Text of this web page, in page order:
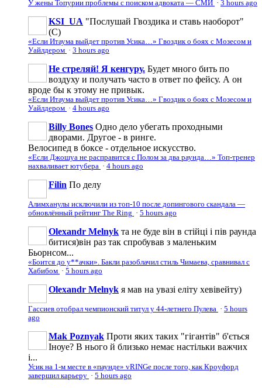
У жены Топурии проблемы с поиском адвоката — СМИ · 3 hours ago
KSI_UA "Послушай Гвоздика и ставь наоборот"
(С)
«Если Итаума выйдет против Усика…» Гвоздик о боях с Мозесом и
Уайлдером · 3 hours ago
Не стреляй! Я кенгуру. Будет много бить по
воздуху и получать часто в ответ по фейсу. А он
вроде бы к этому не привык.
«Если Итаума выйдет против Усика…» Гвоздик о боях с Мозесом и
Уайлдером · 4 hours ago
Billy Bones Одно дело убегать проходными
дворами. Другое - в ринге.
Велосипед в боксе - отдельное искусство.
«Если Джошуа не расправится с Полом за два раунда…» Топ-тренер
нахваливает ютубера · 4 hours ago
Filin По делу
Алимханулы исключили из топ-10 после допингового скандала —
обновлённый рейтинг The Ring · 5 hours ago
Olexandr Melnyk та не буде він в стійці і пів раунда
битися)він раз так спробував з маленьким
Бьорнсом...
«Боится до у**ачки». Бакли разоблачил стиль Чимаева, сравнивал с
Хабибом · 5 hours ago
Olexandr Melnyk я мав на увазі еліту хевівейту)
Гассиев отобрал чемпионский титул у 44-летнего Пулева · 5 hours
ago
Mak Poznyak Проти яких таких "гігантів" б'ється
Іноуе? В нього й близько немає настільки важчих
і...
Усик на 1-м месте в «паунде» vRINGe после того, как Кроуфорд
завершил карьеру · 5 hours ago